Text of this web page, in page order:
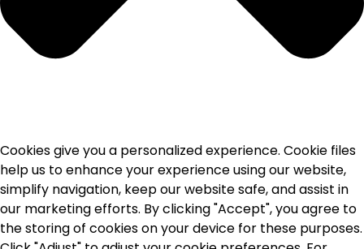
Cookies give you a personalized experience. Cookie files
help us to enhance your experience using our website,
simplify navigation, keep our website safe, and assist in
our marketing efforts. By clicking "Accept", you agree to
the storing of cookies on your device for these purposes.